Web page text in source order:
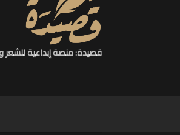
قصيدة: منصة إبداعية للشعر